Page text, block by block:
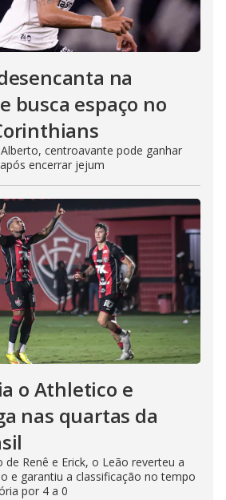
na
busca espaço no
centroavante pode ganhar
encerrar jejum
o Athletico e
nas quartas da
Renê e Erick, o Leão reverteu a
e garantiu a classificação no tempo
por 4 a 0